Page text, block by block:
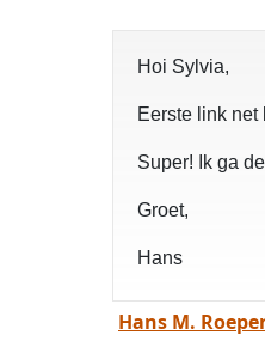
Hoi Sylvia,
Eerste link
Super! Ik ga
Groet,
Hans
Hans M.